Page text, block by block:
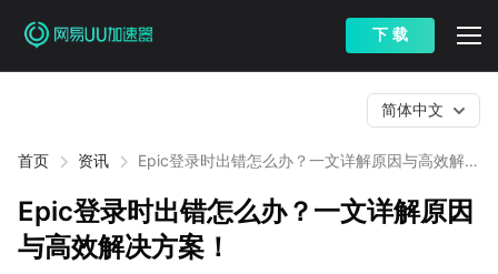
下 载
首页 资讯
Epic登录时出错怎么办？一文详解原因与高效解决
简体中文
Epic登录时出错怎么办？一文详解原因
与高效解决方案！